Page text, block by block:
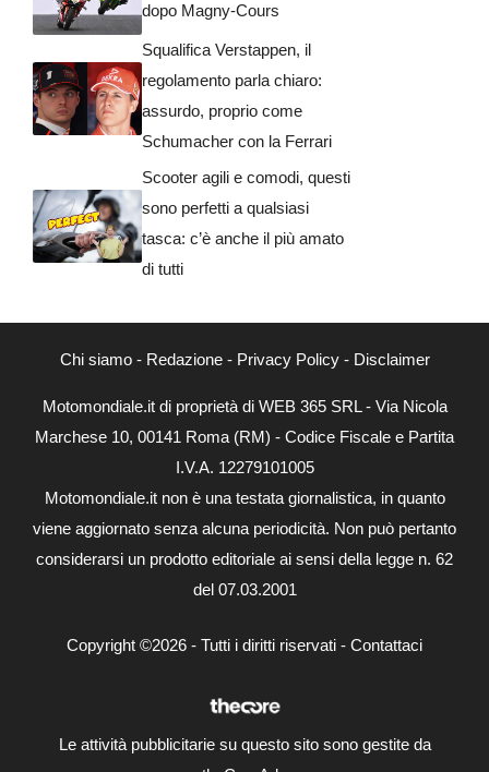
dopo Magny-Cours
Squalifica Verstappen, il
regolamento parla chiaro:
assurdo, proprio come
Schumacher con la Ferrari
Scooter agili e comodi, questi
sono perfetti a qualsiasi
tasca: c’è anche il più amato
di tutti
Chi siamo- Redazione- Privacy Policy- Disclaimer
Motomondiale.it di proprietà di WEB 365 SRL - Via Nicola
Marchese 10, 00141 Roma (RM) - Codice Fiscale e Partita
I.V.A. 12279101005
Motomondiale.it non è una testata giornalistica, in quanto
viene aggiornato senza alcuna periodicità. Non può pertanto
considerarsi un prodotto editoriale ai sensi della legge n. 62
del 07.03.2001
Copyright ©2026 - Tutti i diritti riservati - Contattaci
Le attività pubblicitarie su questo sito sono gestite da